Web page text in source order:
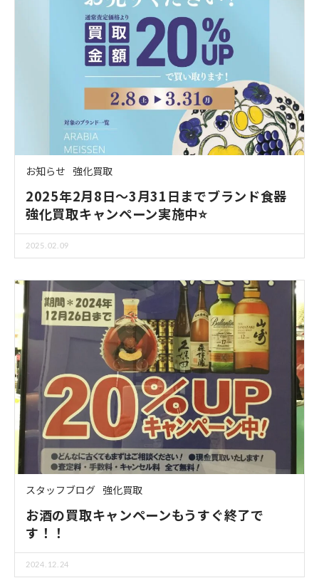
お知らせ 強化買取
2025年2月8日～3月31日までブランド食器
強化買取キャンペーン実施中⭐
2025.02.09
スタッフブログ 強化買取
お酒の買取キャンペーンもうすぐ終了で
す！！
2024.12.24